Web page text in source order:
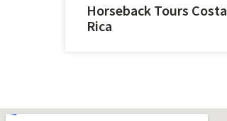
Horseback Tours Costa
Rica